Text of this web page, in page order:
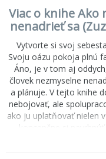
Viac o knihe
nenadrieť sa
Vytvorte si svoj
Svoju oázu pokoja plnú
Áno, je v tom aj
človek nezmyselne
a plánuje. V tejto knihe
nebojovať, ale
ako ju uplatňovať nielen
koncepčne si